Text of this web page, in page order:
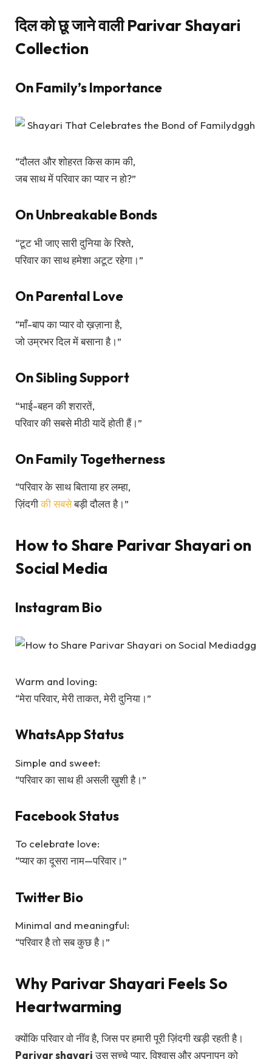
दिल को छू जाने वाली Parivar Shayari
Collection
On Family’s Importance
“दौलत और शोहरत किस काम की,
जब साथ में परिवार का प्यार न हो?”
On Unbreakable Bonds
“टूट भी जाए सारी दुनिया के रिश्ते,
परिवार का साथ हमेशा अटूट रहेगा।”
On Parental Love
“माँ-बाप का प्यार वो ख़ज़ाना है,
जो उम्रभर दिल में बसाना है।”
On Sibling Support
“भाई-बहन की शरारतें,
परिवार की सबसे मीठी यादें होती हैं।”
On Family Togetherness
“परिवार के साथ बिताया हर लम्हा,
ज़िंदगीकी सबसेबड़ी दौलत है।”
How to Share Parivar Shayari on
Social Media
Instagram Bio
Warm and loving:
“मेरा परिवार, मेरी ताकत, मेरी दुनिया।”
WhatsApp Status
Simple and sweet:
“परिवार का साथ ही असली ख़ुशी है।”
Facebook Status
To celebrate love:
“प्यार का दूसरा नाम—परिवार।”
Twitter Bio
Minimal and meaningful:
“परिवार है तो सब कुछ है।”
Why Parivar Shayari Feels So
Heartwarming
क्योंकि परिवार वो नींव है, जिस पर हमारी पूरी ज़िंदगी खड़ी रहती है।
Parivar shayariउस सच्चे प्यार, विश्वास और अपनापन को